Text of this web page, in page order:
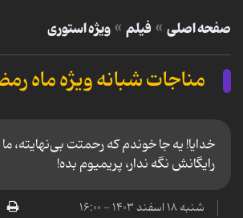
صفحه اصلی فیلم ویژه استوری
مناجات شبانه ویژه ماه
خدایا! یه جا خوندم که رحمتت بی‌نهایته،
رایگانش نگه ندار، پریمیوم بده!
شنبه ۱۸ اسفند ۱۴۰۳ - ۱۶:۰۰